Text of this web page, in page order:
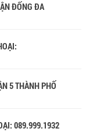
ĐỐNG ĐA
5 THÀNH PHỐ
089.999.1932